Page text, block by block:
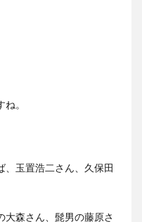
。
、玉置浩二さん、久保田
大森さん、髭男の藤原さ